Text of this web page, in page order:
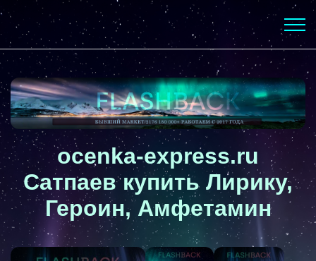
ocenka-express.ru
Сатпаев купить Лирику,
Героин, Амфетамин